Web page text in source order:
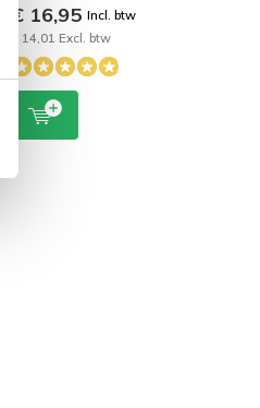
€ 16,95Incl. btw
€ 14,01 Excl. btw